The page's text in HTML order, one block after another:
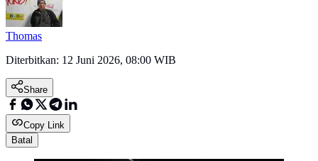
Thomas
Diterbitkan: 12 Juni 2026, 08:00 WIB
Share
Copy Link
Batal